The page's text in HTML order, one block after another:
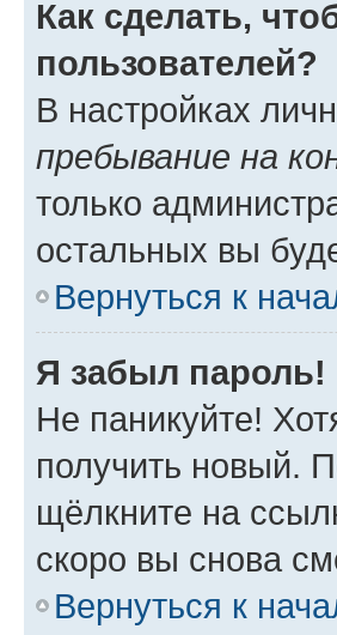
Как сделать,
пользователей?
В настройках
пребывание на
только
остальных вы
Вернуться к
Я забыл пароль!
Не паникуйте!
получить новый.
щёлкните на
скоро вы снова
Вернуться к